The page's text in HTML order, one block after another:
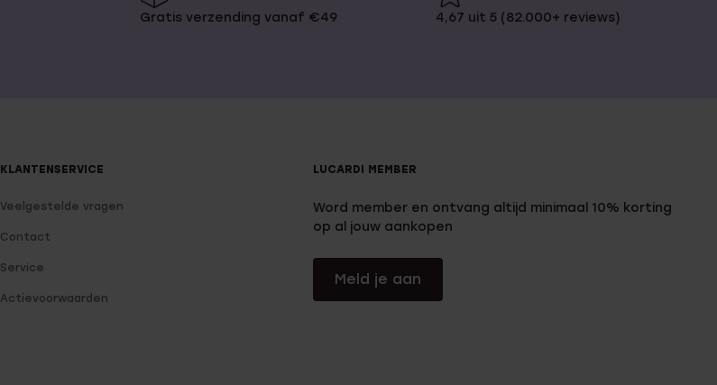
Gratis verzending vanaf €49 4,67 uit 5 (82.000+ reviews)
KLANTENSERVICE
Veelgestelde vragen
Contact
Service
Actievoorwaarden
LUCARDI MEMBER
Word member en ontvang altijd minimaal 10% korting
op al jouw aankopen
Meld je aan